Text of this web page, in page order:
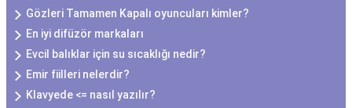
Gözleri Tamamen Kapalı oyuncuları kimler?
En iyi difüzör markaları
Evcil balıklar için su sıcaklığı nedir?
Emir fiilleri nelerdir?
Klavyede <= nasıl yazılır?